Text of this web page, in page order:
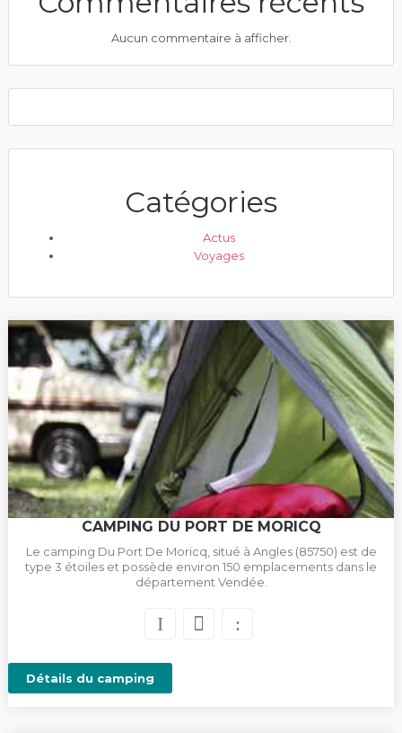
Aucun commentaire à afficher.
Catégories
Actus
Voyages
CAMPING DU PORT DE MORICQ
Le camping Du Port De Moricq, situé à Angles (85750) est de
type 3 étoiles et possède environ 150 emplacements dans le
département Vendée.
Détails du camping